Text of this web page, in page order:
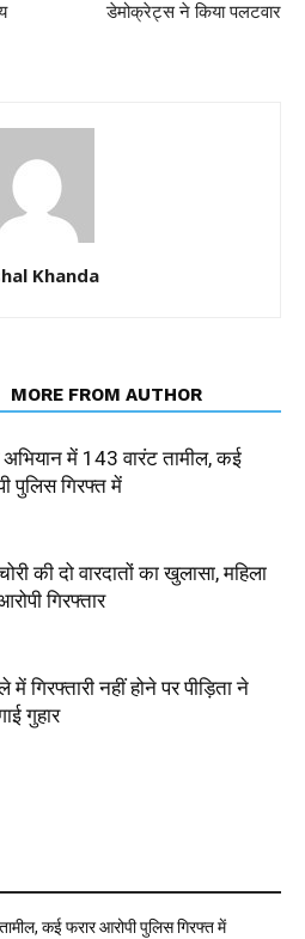
डेमोक्रेट्स ने किया पलटवार
Khanda
MORE FROM AUTHOR
अभियान में 143 वारंट तामील, कई
पुलिस गिरफ्त में
की दो वारदातों का खुलासा, महिला
गिरफ्तार
में गिरफ्तारी नहीं होने पर पीड़िता ने
गुहार
कई फरार आरोपी पुलिस गिरफ्त में